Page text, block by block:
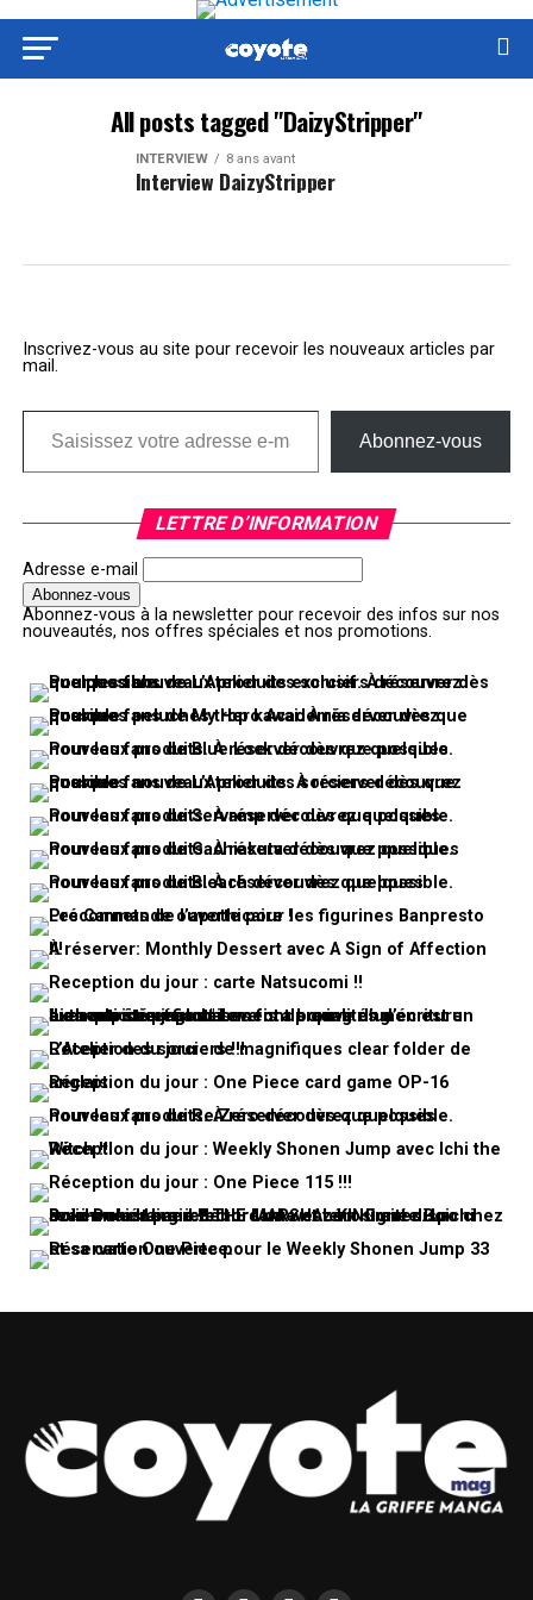
All posts tagged "DaizyStripper"
INTERVIEW 8 ans avant
Interview DaizyStripper
Inscrivez-vous au site pour recevoir les nouveaux articles par
mail.
Saisissez votre adresse e-mail…
Abonnez-vous
LETTRE D’INFORMATION
Adresse e-mail
Abonnez-vous à la newsletter pour recevoir des infos sur nos
nouveautés, nos offres spéciales et nos promotions.